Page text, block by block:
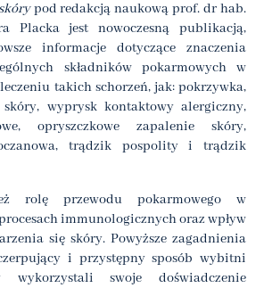
pod redakcją naukową prof. dr hab.
Placka jest nowoczesną publikacją,
informacje dotyczące znaczenia
składników pokarmowych w
takich schorzeń, jak: pokrzywka,
wyprysk kontaktowy alergiczny,
opryszczkowe zapalenie skóry,
trądzik pospolity i trądzik
rolę przewodu pokarmowego w
immunologicznych oraz wpływ
się skóry. Powyższe zagadnienia
i przystępny sposób wybitni
wykorzystali swoje doświadczenie